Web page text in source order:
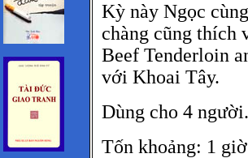
Kỳ này Ngọc
chàng cũng thích
Beef Tenderloin
với Khoai Tây.
Dùng cho 4 người.
Tốn khoảng: 1